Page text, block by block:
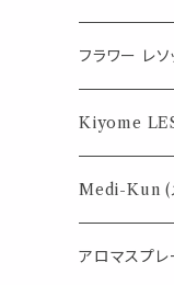
気になる虫対
薄荷の香り
パロサント
フラワー レソ
Kiyome
Medi-Kun (
アロマスプレ